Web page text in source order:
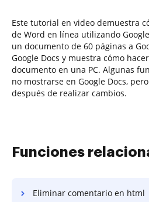
Este tutorial en video demuestra
de Word en línea utilizando
un documento de 60 páginas a
Google Docs y muestra cómo
documento en una PC. Algunas
no mostrarse en Google Docs,
después de realizar cambios.
Funciones
Eliminar comentario en html